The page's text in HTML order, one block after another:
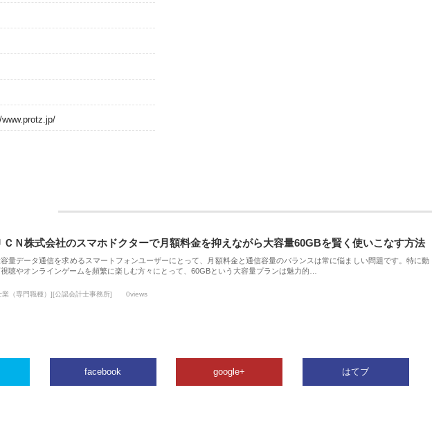
ＣＮ株式会社のスマホドクターで月額料金を抑えながら大容量60GBを賢く使いこなす方法
量データ通信を求めるスマートフォンユーザーにとって、月額料金と通信容量のバランスは常に悩ましい問題です。特に動
視聴やオンラインゲームを頻繁に楽しむ方々にとって、60GBという大容量プランは魅力的…
業（専門職種）][公認会計士事務所] 0views
facebook google+ はてブ